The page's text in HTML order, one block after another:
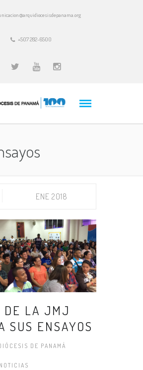
+507 282-6500
ENE 2018
DE LA JMJ
SUS ENSAYOS
DE PANAMÁ
NOTICIAS